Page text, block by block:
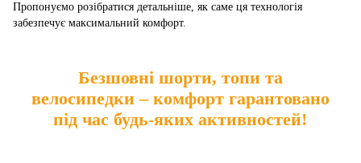
Пропонуємо розібратися детальніше, як саме ця технологія
забезпечує максимальний комфорт.
Безшовні шорти, топи та
велосипедки – комфорт гарантовано
під час будь-яких активностей!